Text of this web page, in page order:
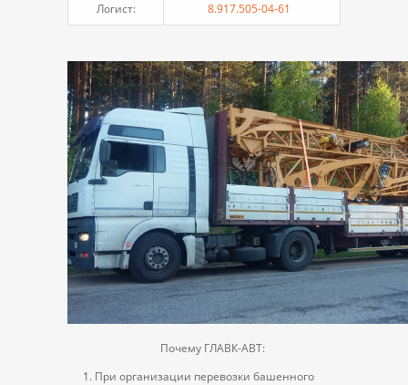
Логист: 8.917.505-04-61
Почему ГЛАВК-АВТ:
При организации перевозки башенного